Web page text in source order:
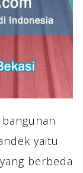
yaitu
berbeda